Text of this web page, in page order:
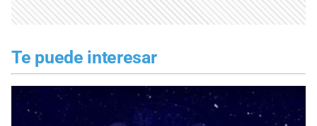
Te puede interesar